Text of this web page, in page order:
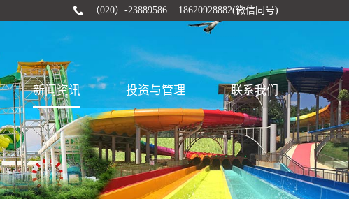
（020）-23889586 18620928882(微信同号)
新闻资讯 投资与管理 联系我们